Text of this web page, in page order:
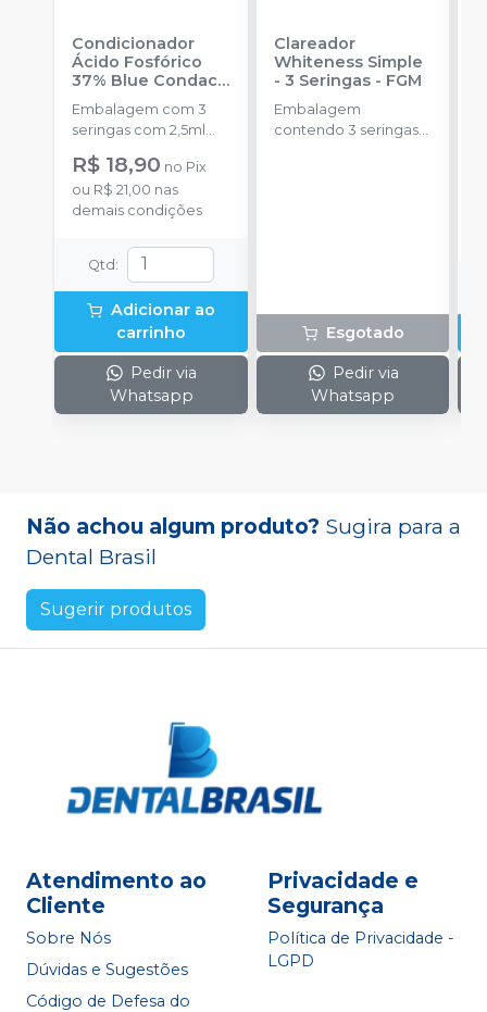
Condicionador
Ácido Fosfórico
37% Blue Condac-
FGM
Embalagem com 3
seringas com 2,5ml
cada uma e 3
ponteiras para
aplicação.
R$ 18,90 no Pix
ou R$ 21,00 nas
demais condições
Qtd :
Adicionar ao
carrinho
Pedir via
Whatsapp
Clareador
Whiteness Simple
- 3 Seringas- FGM
Embalagem
contendo 3 seringas
Esgotado
Pedir via
Whatsapp
Não achou algum produto? Sugira para a
Dental Brasil
Sugerir produtos
Atendimento ao
Cliente
Sobre Nós
Dúvidas e Sugestões
Código de Defesa do
Privacidade e
Segurança
Política de Privacidade -
LGPD